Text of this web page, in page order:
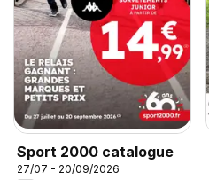
Sport 2000 catalogue
27/07 - 20/09/2026